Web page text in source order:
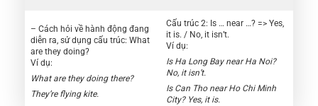
– Cách hỏi về hành động đang
diễn ra, sử dụng cấu trúc: What
are they doing?
Ví dụ:
What are they doing there?
They’re flying kite.
Cấu trúc 2: Is … near …? => Yes,
it is. / No, it isn’t.
Ví dụ:
Is Ha Long Bay near Ha Noi?
No, it isn’t.
Is Can Tho near Ho Chi Minh
City? Yes, it is.